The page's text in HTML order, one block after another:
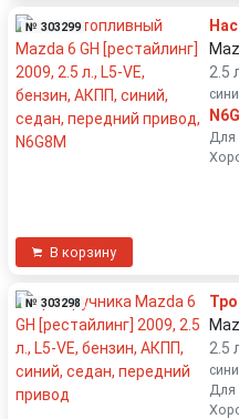
№ 303299
2.5
Для
В корзину
№ 303298
2.5
Для